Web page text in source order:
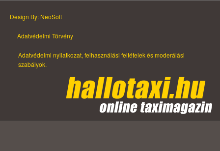
Design By: NeoSoft
Adatvédelmi Törvény
Adatvédelmi nyilatkozat, felhasználási feltételek és moderálási
szabályok.